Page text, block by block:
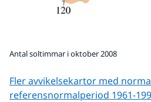
Antal soltimmar i oktober 2008
Fler avvikelsekartor med
referens­normalperiod 1961-